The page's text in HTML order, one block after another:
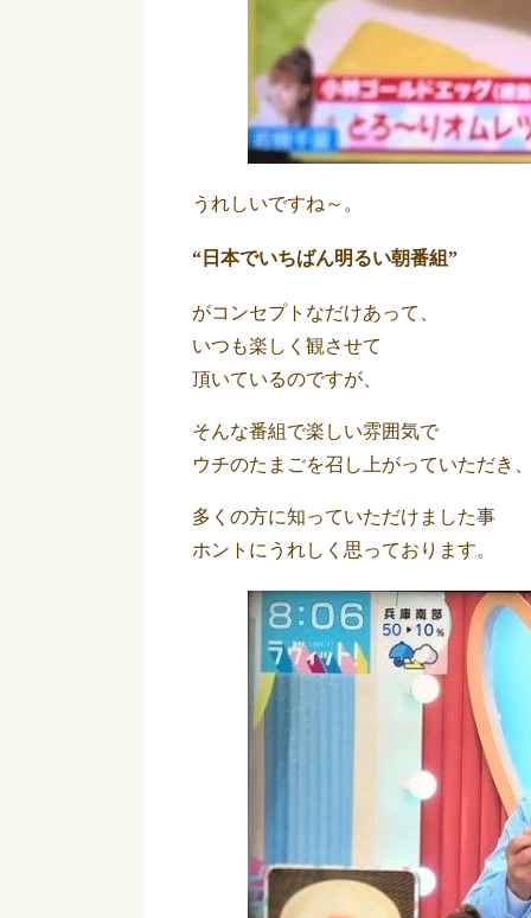
うれしいですね～。
“日本でいちばん明るい朝番組”
がコンセプトなだけあって、
いつも楽しく観させて
頂いているのですが、
そんな番組で楽しい雰囲気で
ウチのたまごを召し上がっていただき
多くの方に知っていただけました事
ホントにうれしく思っております。